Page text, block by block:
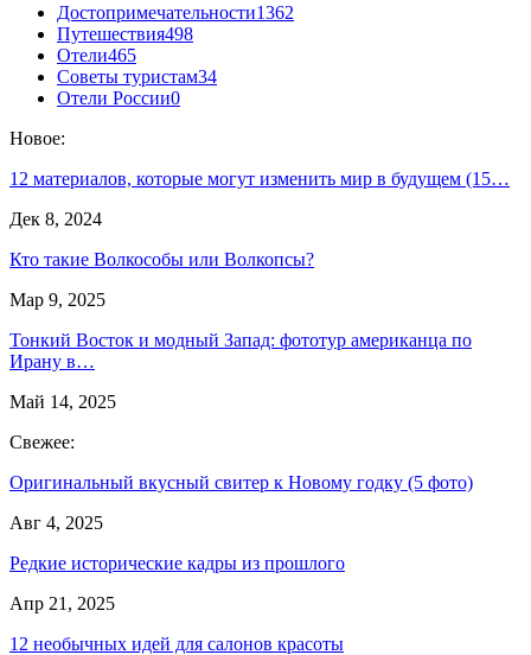
Достопримечательности1362
Путешествия498
Отели465
Советы туристам34
Отели России0
Новое:
12 материалов, которые могут изменить мир в будущем (15…
Дек 8, 2024
Кто такие Волкособы или Волкопсы?
Мар 9, 2025
Тонкий Восток и модный Запад: фототур американца по
Ирану в…
Май 14, 2025
Свежее:
Оригинальный вкусный свитер к Новому годку (5 фото)
Авг 4, 2025
Редкие исторические кадры из прошлого
Апр 21, 2025
12 необычных идей для салонов красоты